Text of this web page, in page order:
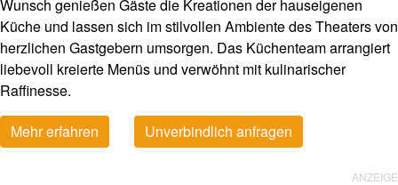
Wunsch genießen Gäste die Kreationen der hauseigenen
Küche und lassen sich im stilvollen Ambiente des Theaters von
herzlichen Gastgebern umsorgen. Das Küchenteam arrangiert
liebevoll kreierte Menüs und verwöhnt mit kulinarischer
Raffinesse.
Mehr erfahren
Unverbindlich anfragen
ANZEIGE